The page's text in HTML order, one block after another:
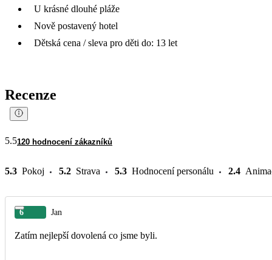
U krásné dlouhé pláže
Nově postavený hotel
Dětská cena / sleva pro děti do: 13 let
Recenze
5.5120 hodnocení zákazníků
5.3 Pokoj 5.2 Strava 5.3 Hodnocení personálu 2.4
6 Jan
Zatím nejlepší dovolená co jsme byli.